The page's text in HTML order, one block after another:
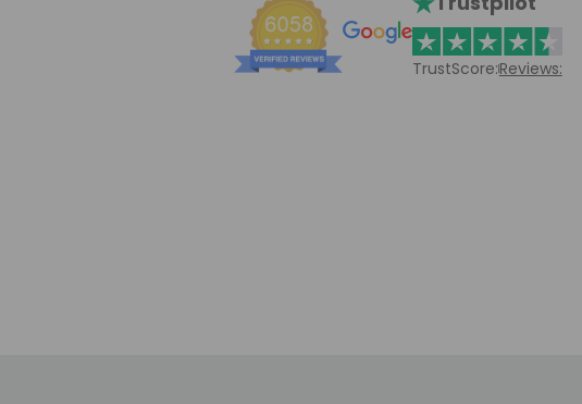
TrustScore:Reviews: